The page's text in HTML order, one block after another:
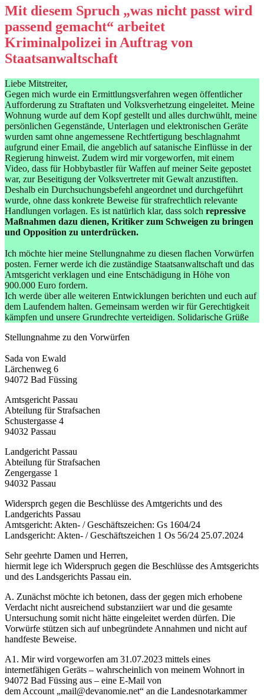
–
شکایت
ازدولت
فدرال
Mit diesem Spruch „was nicht passt wird
passend gemacht“ arbeitet
Kriminalpolizei in Auftrag von
Staatsanwaltschaft
Liebe Mitstreiter,
Gegen mich wurde ein Ermittlungsverfahren wegen öffentlicher
Aufforderung zu Straftaten und Volksverhetzung eingeleitet. Meine
Wohnung wurde auf dem Kopf gestellt und alles durchwühlt, meine
persönlichen Gegenstände, Unterlagen und elektronischen Geräte
wurden samt ohne angemessene Rechtfertigung beschlagnahmt
aufgrund einer Email, die angeblich auf satanische Einflüsse in der
Regierung hinweist. Zudem wird mir vorgeworfen, mit einem
Video, dass für Hobbybastler für Waffen auf meiner Seite gepostet
war, zur Beseitigung der Volksvertreter mit Gewalt anzustiften.
Deshalb ein Durchsuchungsbefehl angeordnet und durchgeführt
wurde, ohne dass konkrete Beweise für strafrechtlich relevante
Handlungen vorlagen. Es ist natürlich klar, dass solch repressive
Maßnahmen dazu dienen, Kritiker zum Schweigen zu bringen
und Opposition zu unterdrücken.
Ich möchte hier meine Stellungnahme zu diesen flachen Vorwürfen
posten. Ferner werde ich die zuständige Staatsanwaltschaft und das
Amtsgericht verklagen und eine Entschädigung in Höhe von
900.000 Euro fordern.
Ich werde über alle weiteren Entwicklungen berichten und euch auf
dem Laufendem halten. Gemeinsam werden wir für Gerechtigkeit
kämpfen und unsere Grundrechte verteidigen. Solidarische Grüße
Stellungnahme zu den Vorwürfen
Sada von Ewald
Lärchenweg 6
94072 Bad Füssing
Amtsgericht Passau
Abteilung für Strafsachen
Schustergasse 4
94032 Passau
Landgericht Passau
Abteilung für Strafsachen
Zengergasse 1
94032 Passau
Widersprch gegen die Beschlüsse des Amtgerichts und des
Landgerichts Passau
Amtsgericht: Akten- / Geschäftszeichen: Gs 1604/24
Landsgericht: Akten- / Geschäftszeichen 1 Os 56/24 25.07.2024
Sehr geehrte Damen und Herren,
hiermit lege ich Widerspruch gegen die Beschlüsse des Amtsgerichts
und des Landsgerichts Passau ein.
A. Zunächst möchte ich betonen, dass der gegen mich erhobene
Verdacht nicht ausreichend substanziiert war und die gesamte
Untersuchung somit nicht hätte eingeleitet werden dürfen. Die
Vorwürfe stützen sich auf unbegründete Annahmen und nicht auf
handfeste Beweise.
A1. Mir wird vorgeworfen am 31.07.2023 mittels eines
internetfähigen Geräts – wahrscheinlich von meinem Wohnort in
94072 Bad Füssing aus – eine E-Mail von
dem Account „mail@devanomie.net“ an die Landesnotarkammer